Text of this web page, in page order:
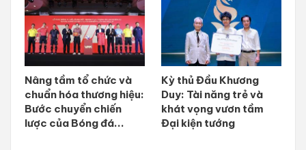
Nâng tầm tổ chức và
chuẩn hóa thương hiệu:
Bước chuyển chiến
lược của Bóng đá...
Kỳ thủ Đầu Khương
Duy: Tài năng trẻ và
khát vọng vươn tầm
Đại kiện tướng